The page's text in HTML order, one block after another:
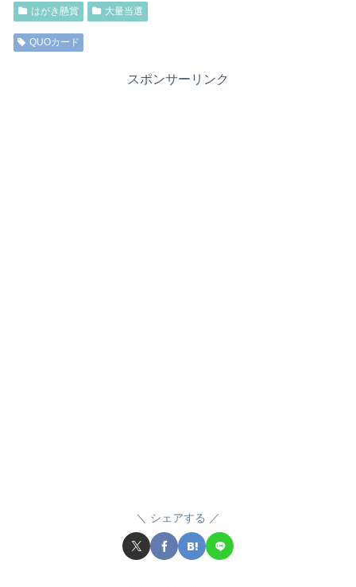
はがき懸賞 大量当選
QUOカード
スポンサーリンク
シェアする